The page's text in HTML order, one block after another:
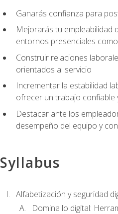
Ganarás confianza para
Mejorarás tu empleabilidad
entornos presenciales
Construir relaciones
orientados al servicio
Incrementar la estabilidad
ofrecer un trabajo confiable
Destacar ante los
desempeño del equipo y
Syllabus
Alfabetización y seguridad
Domina lo digital: